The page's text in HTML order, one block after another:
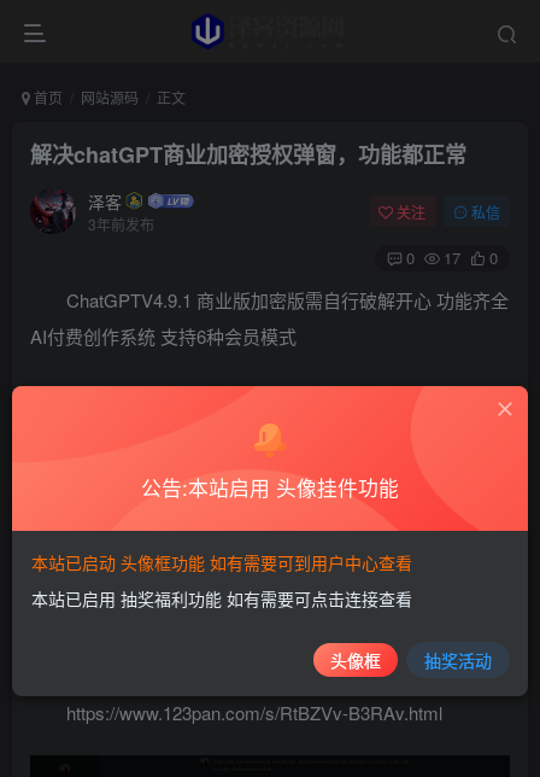
首页 网站源码 正文
解决chatGPT商业加密授权弹窗，功能都正常
泽客
3年前发布
关注 私信
0 17 0
ChatGPTV4.9.1 商业版加密版需自行破解开心 功能齐全
AI付费创作系统 支持6种会员模式
功能都是可以用但是需要开心下去除烦人的弹出窗口提
今天人类小徐又投稿了，这次去除了他投稿的加上去的
弹窗，代码是被他加了密
索性笨办法直接禁止被动浏览器的弹窗，两次投稿源
https://www.123pan.com/s/RtBZVv-B3RAv.html
公告:本站启用 头像挂件功能
本站已启动 头像框功能 如有需要可到用户中心查看
本站已启用 抽奖福利功能 如有需要可点击连接查看
头像框 抽奖活动